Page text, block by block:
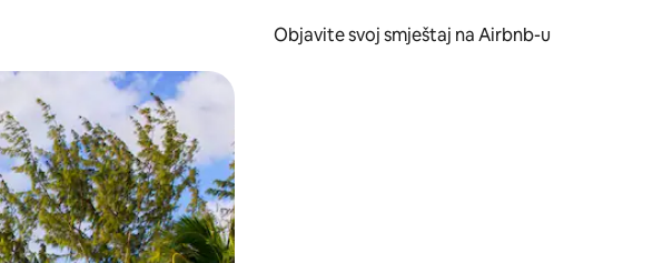
Objavite svoj smještaj na Airbnb-u